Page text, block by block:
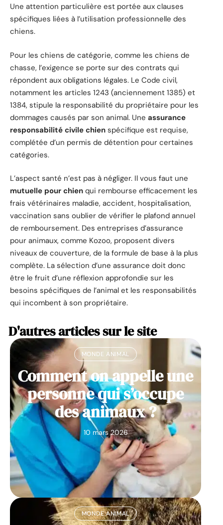
Une attention particulière est portée aux clauses
spécifiques liées à l’utilisation professionnelle des
chiens.
Pour les chiens de catégorie, comme les chiens de
chasse, l’exigence se porte sur des contrats qui
répondent aux obligations légales. Le Code civil,
notamment les articles 1243 (anciennement 1385) et
1384, stipule la responsabilité du propriétaire pour les
dommages causés par son animal. Une assurance
responsabilité civile chien spécifique est requise,
complétée d’un permis de détention pour certaines
catégories.
L’aspect santé n’est pas à négliger. Il vous faut une
mutuelle pour chien qui rembourse efficacement les
frais vétérinaires maladie, accident, hospitalisation,
vaccination sans oublier de vérifier le plafond annuel
de remboursement. Des entreprises d’assurance
pour animaux, comme Kozoo, proposent divers
niveaux de couverture, de la formule de base à la plus
complète. La sélection d’une assurance doit donc
être le fruit d’une réflexion approfondie sur les
besoins spécifiques de l’animal et les responsabilités
qui incombent à son propriétaire.
D'autres articles sur le site
MONDE ANIMAL
Comment on appelle une
personne qui s’occupe
des animaux ?
10 mars 2026
MONDE ANIMAL